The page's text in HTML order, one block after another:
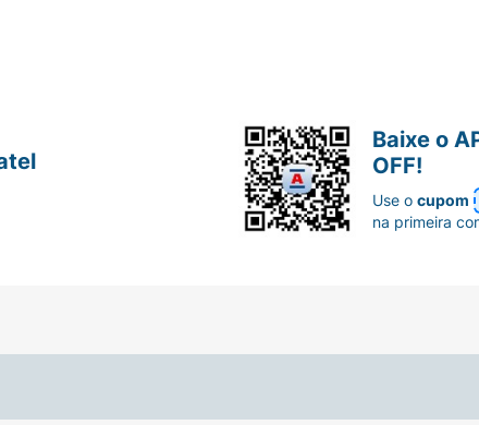
Baixe o
OFF!
Use ocupom
na primeira